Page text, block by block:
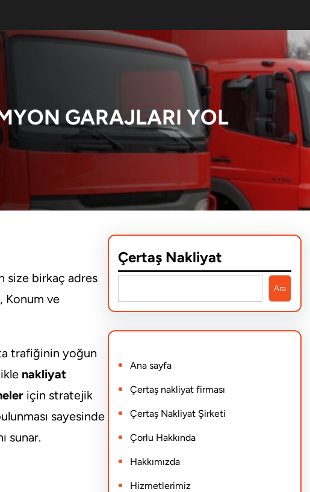
GARAJLARI YOL
size birkaç adres
Konum ve
trafiğinin yoğun
nakliyat
için stratejik
sayesinde
sunar.
Çertaş Nakliyat
e
a
c
h
Ara
Ana sayfa
Çertaş nakliyat firması
Çertaş Nakliyat Şirketi
Çorlu Hakkında
Hakkımızda
Hizmetlerimiz